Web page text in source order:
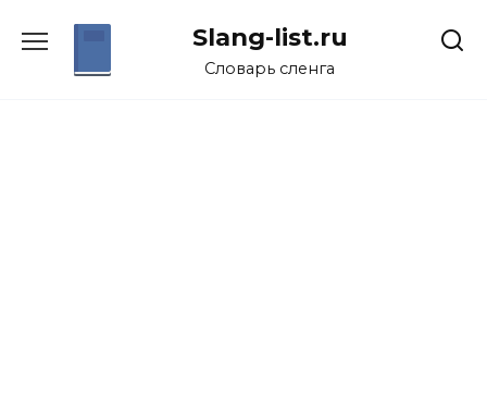
Slang-list.ru
Словарь сленга